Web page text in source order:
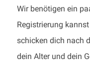
Wir benötigen ein
Registrierung
schicken dich nach
dein Alter und dein